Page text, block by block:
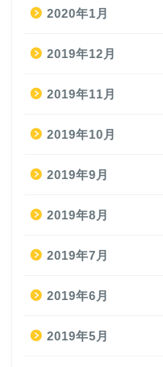
2020年1月
2019年12月
2019年11月
2019年10月
2019年9月
2019年8月
2019年7月
2019年6月
2019年5月